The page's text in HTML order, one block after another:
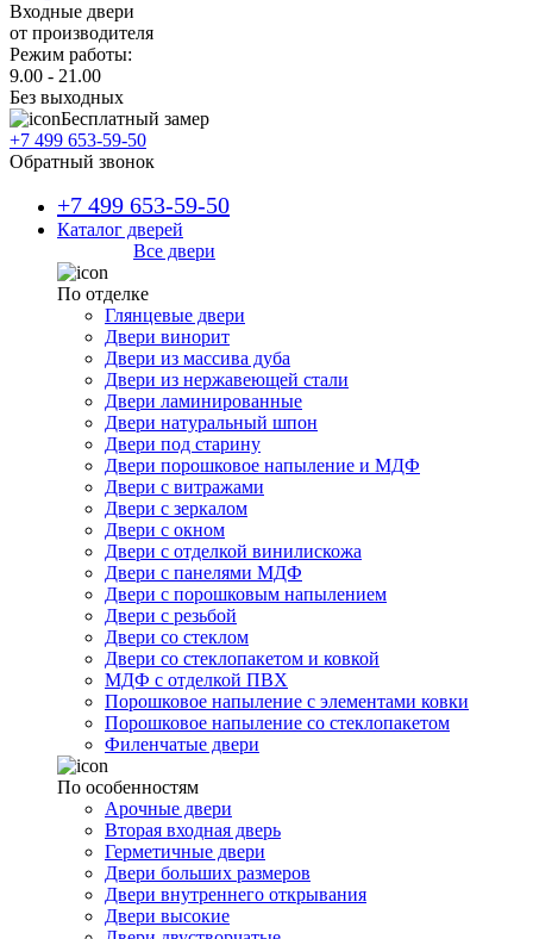
Входные двери
от производителя
Режим работы:
9.00 - 21.00
Без выходных
Бесплатный замер
+7 499 653-59-50
Обратный звонок
+7 499 653-59-50
Каталог дверей
Все двери
По отделке
Глянцевые двери
Двери винорит
Двери из массива дуба
Двери из нержавеющей стали
Двери ламинированные
Двери натуральный шпон
Двери под старину
Двери порошковое напыление и МДФ
Двери с витражами
Двери с зеркалом
Двери с окном
Двери с отделкой винилискожа
Двери с панелями МДФ
Двери с порошковым напылением
Двери с резьбой
Двери со стеклом
Двери со стеклопакетом и ковкой
МДФ с отделкой ПВХ
Порошковое напыление с элементами ковки
Порошковое напыление со стеклопакетом
Филенчатые двери
По особенностям
Арочные двери
Вторая входная дверь
Герметичные двери
Двери больших размеров
Двери внутреннего открывания
Двери высокие